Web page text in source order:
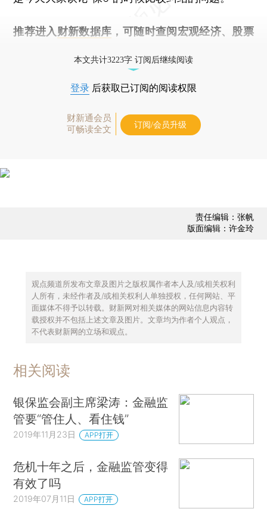
推荐进入 财新数据库 ，可随时查阅宏观经济、股票
本文共计3223字 订阅后继续阅读
登录 后获取已订阅的阅读权限
财新通会员
可畅读全文
订阅/会员升级
责任编辑：张帆
版面编辑：许金玲
观点频道所发布文章及图片之版权属作者本人及/或相关权利
人所有，未经作者及/或相关权利人单独授权，任何网站、平
面媒体不得予以转载。财新网对相关媒体的网站信息内容转
载授权并不包括上述文章及图片。文章均为作者个人观点，
不代表财新网的立场和观点。
相关阅读
银保监会副主席梁涛：金融监
管要“管住人、看住钱”
2019年11月23日 APP打开
危机十年之后，金融监管变得
有效了吗
2019年07月11日 APP打开